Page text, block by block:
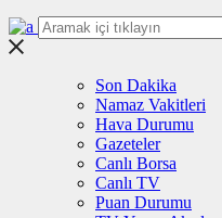
Son Dakika
Namaz Vakitleri
Hava Durumu
Gazeteler
Canlı Borsa
Canlı TV
Puan Durumu